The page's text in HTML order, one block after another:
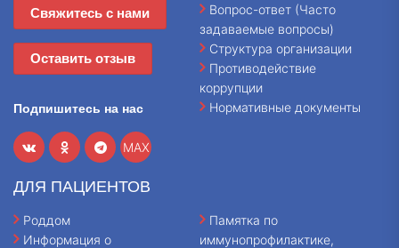
Свяжитесь с нами
Оставить отзыв
Подпишитесь на нас
MAX
Вопрос-ответ (Часто
задаваемые вопросы)
Структура организации
Противодействие
коррупции
Нормативные документы
ДЛЯ ПАЦИЕНТОВ
Роддом
Информация о
Памятка по
иммунопрофилактике,